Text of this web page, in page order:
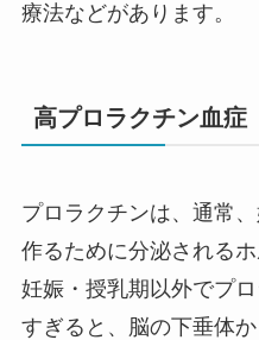
療法などがあります。
高プロラクチン血症
プロラクチンは、通常
作るために分泌されるホ
妊娠・授乳期以外でプ
すぎると、脳の下垂体